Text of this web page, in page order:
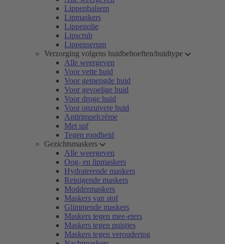
Lippenbalsem
Lipmaskers
Lippenolie
Lipscrub
Lippenserum
Verzorging volgens huidbehoeften/huidtype
Alle weergeven
Voor vette huid
Voor gemengde huid
Voor gevoelige huid
Voor droge huid
Voor onzuivere huid
Antirimpelcrème
Met spf
Tegen roodheid
Gezichtsmaskers
Alle weergeven
Oog- en lipmaskers
Hydraterende maskers
Reinigende maskers
Moddermaskers
Maskers van stof
Glimmende maskers
Maskers tegen mee-eters
Maskers tegen puistjes
Maskers tegen veroudering